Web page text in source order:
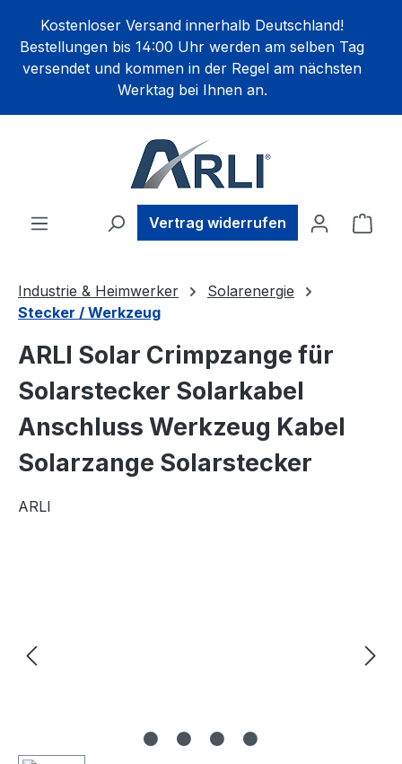
springen
Kostenloser Versand innerhalb Deutschland!
Bestellungen bis 14:00 Uhr werden am selben Tag
versendet und kommen in der Regel am nächsten
Werktag bei Ihnen an.
Vertrag widerrufen
Industrie & Heimwerker
Solarenergie
Stecker / Werkzeug
ARLI Solar Crimpzange für
Solarstecker Solarkabel
Anschluss Werkzeug Kabel
Solarzange Solarstecker
ARLI